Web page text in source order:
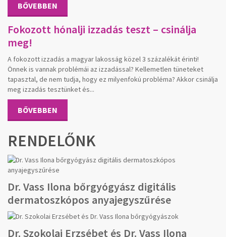
BŐVEBBEN
Fokozott hónalji izzadás teszt – csinálja
meg!
A fokozott izzadás a magyar lakosság közel 3 százalékát érinti!
Önnek is vannak problémái az izzadással? Kellemetlen tüneteket
tapasztal, de nem tudja, hogy ez milyenfokú probléma? Akkor csinálja
meg izzadás tesztünket és...
BŐVEBBEN
RENDELŐNK
Dr. Vass Ilona bőrgyógyász digitális
dermatoszkópos anyajegyszűrése
Dr. Szokolai Erzsébet és Dr. Vass Ilona